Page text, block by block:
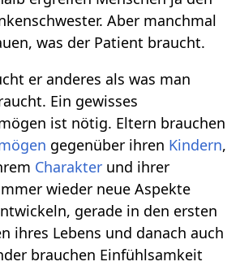
Aber manchmal
was der Patient braucht.
er anderes als was man
Ein gewisses
ist nötig. Eltern brauchen
gegenüber ihren Kindern,
Charakter und ihrer
wieder neue Aspekte
gerade in den ersten
ihres Lebens und danach auch
brauchen Einfühlsamkeit